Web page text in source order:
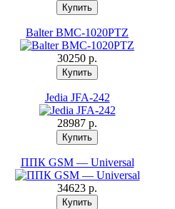
Balter BMC-1020PTZ
30250 p.
Jedia JFA-242
28987 p.
ППК GSM — Universal
34623 p.